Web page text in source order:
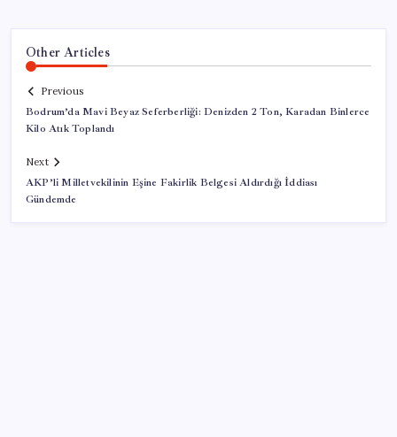
Other Articles
Previous
Bodrum’da Mavi Beyaz Seferberliği: Denizden 2 Ton, Karadan Binlerce
Kilo Atık Toplandı
Next
AKP’li Milletvekilinin Eşine Fakirlik Belgesi Aldırdığı İddiası
Gündemde